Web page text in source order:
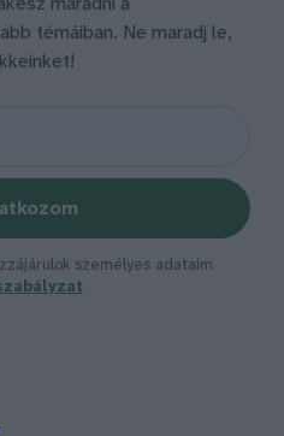
maradni a
témáiban. Ne maradj le,
személyes adataim